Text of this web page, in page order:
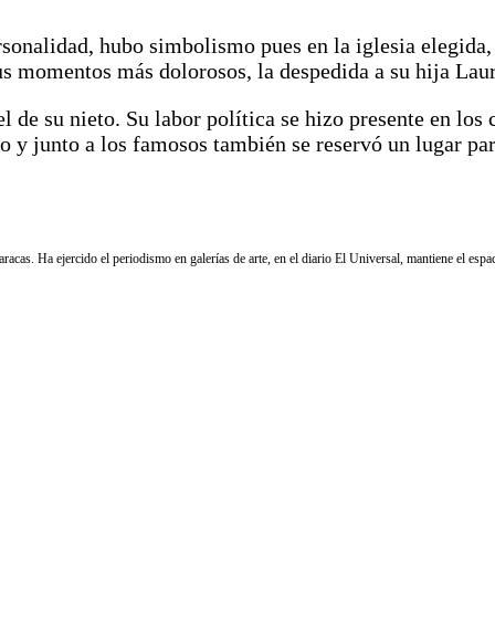
hubo simbolismo pues en la iglesia
más dolorosos, la despedida a su hija
su nieto. Su labor política se hizo presente en los
junto a los famosos también se reservó un lugar
Ha ejercido el periodismo en galerías de arte, en el diario El Universal, mantiene el